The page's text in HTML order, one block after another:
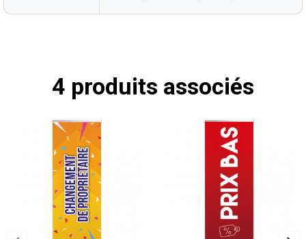
4 produits associés